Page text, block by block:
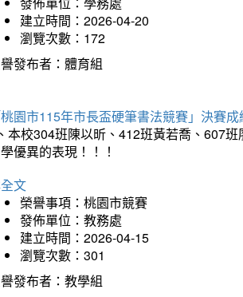
建立時間：2026-04-20
瀏覽次數：172
發布者：體育組
園市115年市長盃硬筆書法競賽」決賽
本校304班陳以昕、412班黃若喬、607
優異的表現！！！
文
榮譽事項：桃園市競賽
發佈單位：教務處
建立時間：2026-04-15
瀏覽次數：301
發布者：教學組